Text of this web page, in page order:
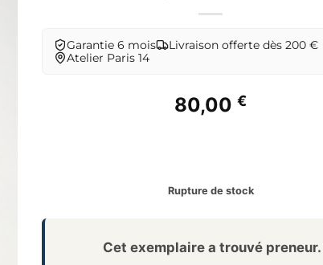
Garantie 6 mois
Livraison offerte dès 200 €
Atelier Paris 14
80,00 €
Rupture de stock
Cet exemplaire a trouvé preneur.